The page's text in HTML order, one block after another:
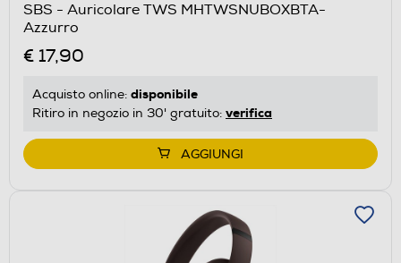
SBS - Auricolare TWS MHTWSNUBOXBTA-
Azzurro
€ 17,90
Acquisto online: disponibile
Ritiro in negozio in 30' gratuito: verifica
AGGIUNGI